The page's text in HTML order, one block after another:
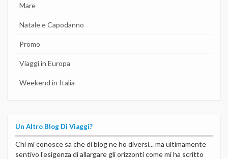
Mare
Natale e Capodanno
Promo
Viaggi in Europa
Weekend in Italia
Un Altro Blog Di Viaggi?
Chi mi conosce sa che di blog ne ho diversi... ma ultimamente
sentivo l'esigenza di allargare gli orizzonti come mi ha scritto